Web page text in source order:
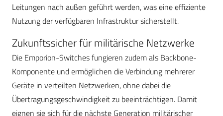
Leitungen nach außen geführt werden, was eine effiziente
Nutzung der verfügbaren Infrastruktur sicherstellt.
Zukunftssicher für militärische Netzwerke
Die Emporion-Switches fungieren zudem als Backbone-
Komponente und ermöglichen die Verbindung mehrerer
Geräte in verteilten Netzwerken, ohne dabei die
Übertragungsgeschwindigkeit zu beeinträchtigen. Damit
eignen sie sich für die nächste Generation militärischer